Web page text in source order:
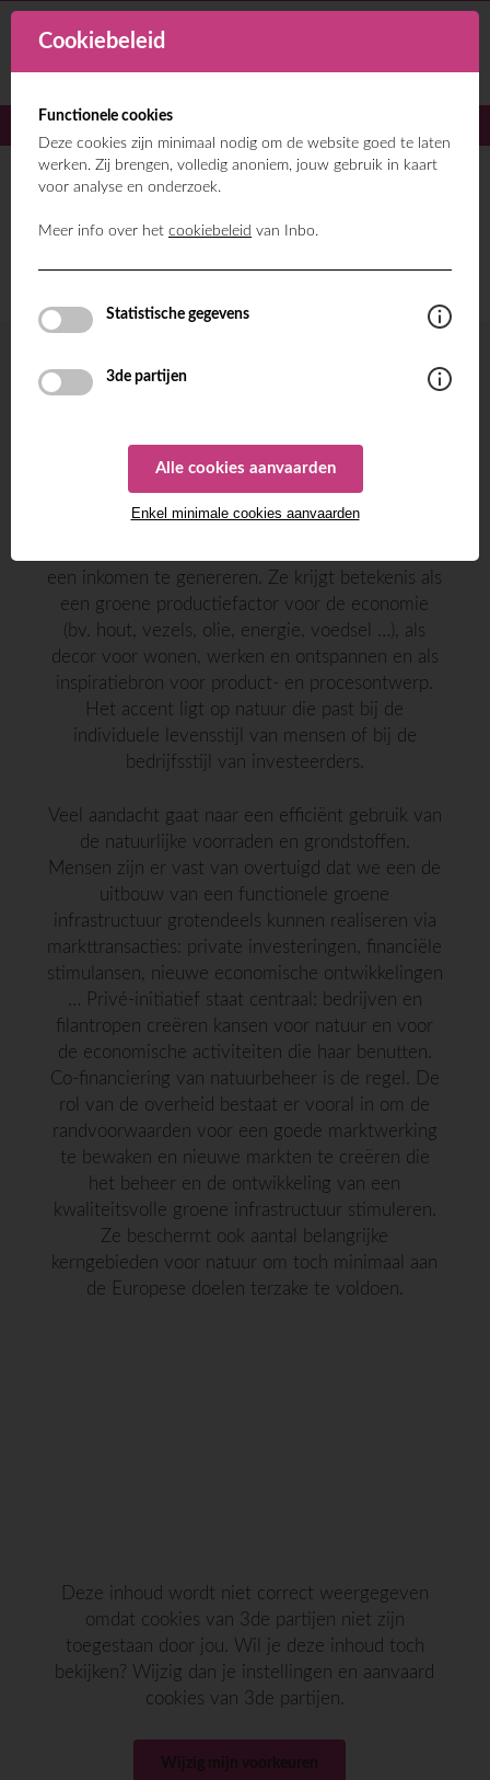
Cookiebeleid
Functionele cookies
Deze cookies zijn minimaal nodig om de website goed te laten
werken. Zij brengen, volledig anoniem, jouw gebruik in kaart
voor analyse en onderzoek.
Meer info over het cookiebeleid van Inbo.
Statistische gegevens
3de partijen
Alle cookies aanvaarden
Enkel minimale cookies aanvaarden
DE STROOM VAN DE
ECONOMIE BENUTTEN
'DE STROOM VAN DE
NOTENDOP
In de kijkrichting ‘De stroom van de economie
een inkomen te genereren. Ze krijgt betekenis als
een groene productiefactor voor de economie
(bv. hout, vezels, olie, energie, voedsel …), als
decor voor wonen, werken en ontspannen en als
inspiratiebron voor product- en procesontwerp.
Het accent ligt op natuur die past bij de
individuele levensstijl van mensen of bij de
bedrijfsstijl van investeerders.
Veel aandacht gaat naar een efficiënt gebruik van
de natuurlijke voorraden en grondstoffen.
Mensen zijn er vast van overtuigd dat we een de
uitbouw van een functionele groene
infrastructuur grotendeels kunnen realiseren via
markttransacties: private investeringen, financiële
stimulansen, nieuwe economische ontwikkelingen
… Privé-initiatief staat centraal: bedrijven en
filantropen creëren kansen voor natuur en voor
de economische activiteiten die haar benutten.
Co-financiering van natuurbeheer is de regel. De
rol van de overheid bestaat er vooral in om de
randvoorwaarden voor een goede marktwerking
te bewaken en nieuwe markten te creëren die
het beheer en de ontwikkeling van een
kwaliteitsvolle groene infrastructuur stimuleren.
Ze beschermt ook aantal belangrijke
kerngebieden voor natuur om toch minimaal aan
de Europese doelen terzake te voldoen.
Deze inhoud wordt niet correct weergegeven
omdat cookies van 3de partijen niet zijn
toegestaan door jou. Wil je deze inhoud toch
bekijken? Wijzig dan je instellingen en aanvaard
cookies van 3de partijen.
Wijzig mijn voorkeuren